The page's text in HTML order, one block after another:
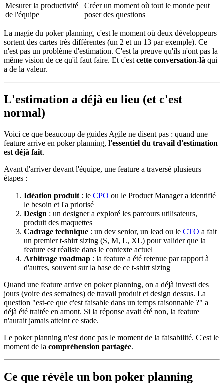
Mesurer la productivité
de l'équipe
Créer un moment où tout le monde peut
poser des questions
La magie du poker planning, c'est le moment où deux développeurs
sortent des cartes très différentes (un 2 et un 13 par exemple). Ce
n'est pas un problème d'estimation. C'est la preuve qu'ils n'ont pas la
même vision de ce qu'il faut faire. Et c'est cette conversation-là qui
a de la valeur.
L'estimation a déjà eu lieu (et c'est
normal)
Voici ce que beaucoup de guides Agile ne disent pas : quand une
feature arrive en poker planning, l'essentiel du travail d'estimation
est déjà fait.
Avant d'arriver devant l'équipe, une feature a traversé plusieurs
étapes :
Idéation produit : le CPO ou le Product Manager a identifié
le besoin et l'a priorisé
Design : un designer a exploré les parcours utilisateurs,
produit des maquettes
Cadrage technique : un dev senior, un lead ou le CTO a fait
un premier t-shirt sizing (S, M, L, XL) pour valider que la
feature est réaliste dans le contexte actuel
Arbitrage roadmap : la feature a été retenue par rapport à
d'autres, souvent sur la base de ce t-shirt sizing
Quand une feature arrive en poker planning, on a déjà investi des
jours (voire des semaines) de travail produit et design dessus. La
question "est-ce que c'est faisable dans un temps raisonnable ?" a
déjà été traitée en amont. Si la réponse avait été non, la feature
n'aurait jamais atteint ce stade.
Le poker planning n'est donc pas le moment de la faisabilité. C'est le
moment de la compréhension partagée.
Ce que révèle un bon poker planning